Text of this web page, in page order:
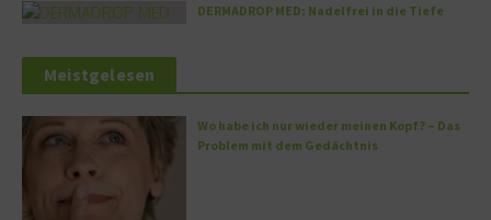
DERMADROP MED: Nadelfrei in die Tiefe
Meistgelesen
Wo habe ich nur wieder meinen Kopf? – Das
Problem mit dem Gedächtnis